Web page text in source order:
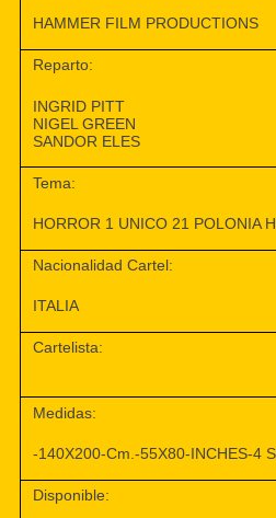
HAMMER FILM PRODUCTIONS
Reparto:
INGRID PITT
NIGEL GREEN
SANDOR ELES
Tema:
HORROR 1 UNICO 21 POLONIA
Nacionalidad Cartel:
ITALIA
Cartelista:
Medidas:
-140X200-Cm.-55X80-INCHES-4
Disponible: